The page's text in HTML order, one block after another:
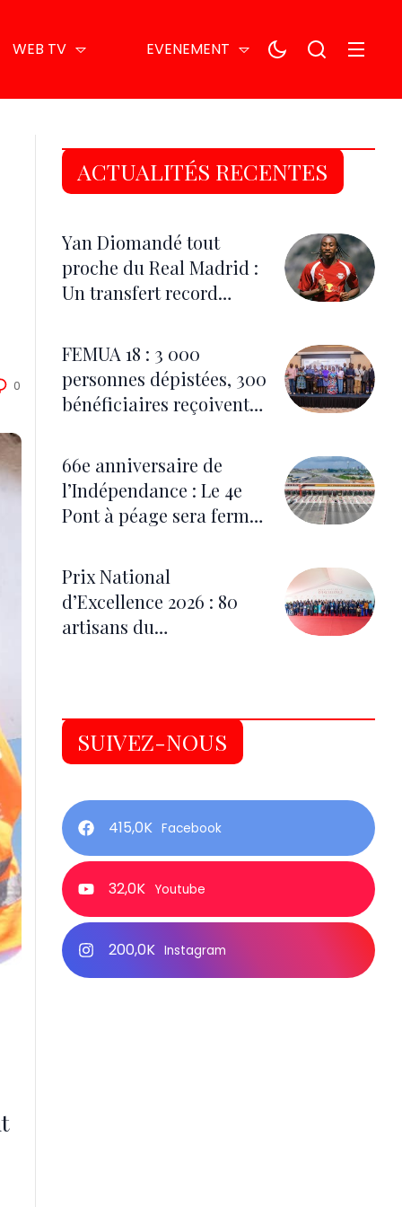
WEB TV EVENEMENT
0
ACTUALITÉS RECENTES
Yan Diomandé tout
proche du Real Madrid :
Un transfert record
d’euros
FEMUA 18 : 3 000
personnes dépistées, 300
bénéficiaires reçoivent
66e anniversaire de
l’Indépendance : Le 4e
Pont à péage sera fermé
festivités
Prix National
d’Excellence 2026 : 80
artisans du
SUIVEZ-NOUS
415,0K Facebook
32,0K Youtube
200,0K Instagram